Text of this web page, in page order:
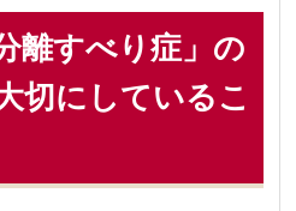
離すべり症」の
切にしているこ